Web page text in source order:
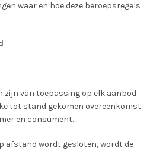
waar en hoe deze beroepsregels
zijn van toepassing op elk aanbod
tot stand gekomen overeenkomst
en consument.
afstand wordt gesloten, wordt de